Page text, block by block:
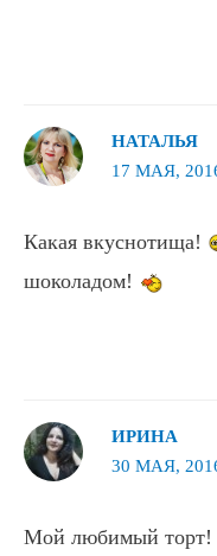
НАТАЛЬЯ
17 МАЯ,
Какая вкуснотища!
шоколадом!
ИРИНА
30 МАЯ,
Мой любимый торт!